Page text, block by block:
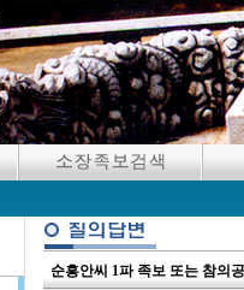
순흥안씨 1파 족보 또는 참의